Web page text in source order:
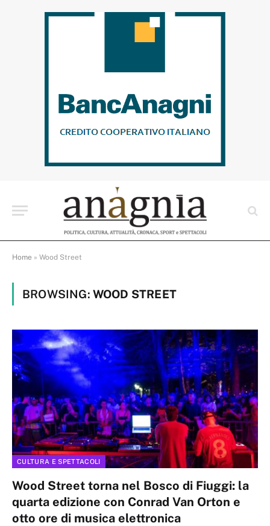
Home » Wood Street
BROWSING: WOOD STREET
CULTURA E SPETTACOLI
Wood Street torna nel Bosco di Fiuggi: la
quarta edizione con Conrad Van Orton e
otto ore di musica elettronica